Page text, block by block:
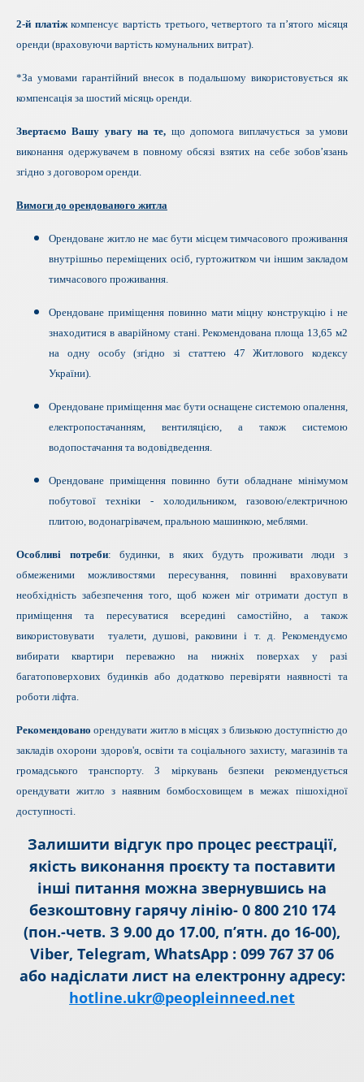
2-й платіжкомпенсує вартість третього, четвертого та п’ятого місяця
оренди (враховуючи вартість комунальних витрат).
*За умовами гарантійний внесок в подальшому використовується як
компенсація за шостий місяць оренди.
Звертаємо Вашу увагу на те, що допомога виплачується за умови
виконання одержувачем в повному обсязі взятих на себе зобов’язань
згідно з договором оренди.
Вимоги до орендованого житла
Орендоване житло не має бути місцем тимчасового проживання
внутрішньо переміщених осіб, гуртожитком чи іншим закладом
тимчасового проживання.
Орендоване приміщення повинно мати міцну конструкцію і не
знаходитися в аварійному стані. Рекомендована площа 13,65 м2
на одну особу (згідно зі статтею 47 Житлового кодексу
України).
Орендоване приміщення має бути оснащене системою опалення,
електропостачанням, вентиляцією, а також системою
водопостачання та водовідведення.
Орендоване приміщення повинно бути обладнане мінімумом
побутової техніки - холодильником, газовою/електричною
плитою, водонагрівачем, пральною машинкою, меблями.
Особливі потреби: будинки, в яких будуть проживати люди з
обмеженими можливостями пересування, повинні враховувати
необхідність забезпечення того, щоб кожен міг отримати доступ в
приміщення та пересуватися всередині самостійно, а також
використовувати туалети, душові, раковини і т. д. Рекомендуємо
вибирати квартири переважно на нижніх поверхах у разі
багатоповерхових будинків або додатково перевіряти наявності та
роботи ліфта.
Рекомендовано орендувати житло в місцях з близькою доступністю до
закладів охорони здоров'я, освіти та соціального захисту, магазинів та
громадського транспорту. З міркувань безпеки рекомендується
орендувати житло з наявним бомбосховищем в межах пішохідної
доступності.
Залишити відгук про процес реєстрації,
якість виконання проєкту та поставити
інші питання можна звернувшись на
безкоштовну гарячу лінію- 0 800 210 174
(пон.-четв. З 9.00 до 17.00, п’ятн. до 16-00),
Viber, Telegram, WhatsApp : 099 767 37 06
aбо надіслати лист на електронну адресу:
hotline.ukr@peopleinneed.net